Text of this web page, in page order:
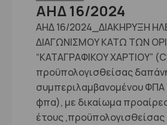
ΑΗΔ 16/2024
ΑΗΔ 16/2024_ΔΙΑΚΗΡΥΞΗ
ΔΙΑΓΩΝΙΣΜΟΥ ΚΑΤΩ ΤΩΝ
“ΚΑΤΑΓΡΑΦΙΚΟΥ ΧΑΡΤΙΟΥ”
προϋπολογισθείσας
συμπεριλαμβανομένου
φπα), με δικαίωμα
έτους